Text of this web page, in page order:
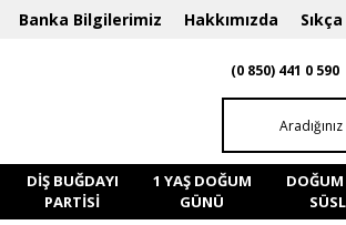
Banka Bilgilerimiz Hakkımızda
(0 850) 441 0 590
DIŞ BUĞDAYI
PARTISI
1 YAŞ DOĞUM
GÜNÜ